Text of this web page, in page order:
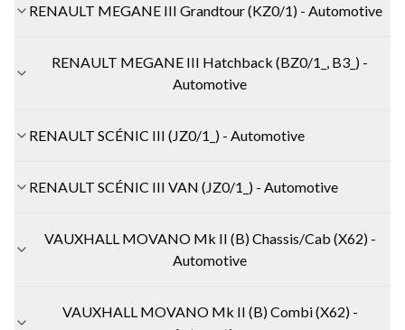
RENAULT MEGANE III Grandtour (KZ0/1) - Automotive
RENAULT MEGANE III Hatchback (BZ0/1_, B3_) -
Automotive
RENAULT SCÉNIC III (JZ0/1_) - Automotive
RENAULT SCÉNIC III VAN (JZ0/1_) - Automotive
VAUXHALL MOVANO Mk II (B) Chassis/Cab (X62) -
Automotive
VAUXHALL MOVANO Mk II (B) Combi (X62) -